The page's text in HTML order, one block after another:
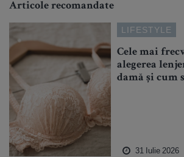
Articole recomandate
LIFESTYLE
Cele mai
alegerea
damă și cum
31 Iulie 2026